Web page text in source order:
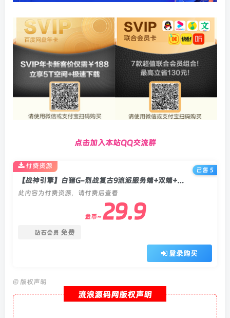
点击加入本站QQ交流群
【战神引擎】白猪G-烈战复古9流派服务端+双端+教程
此内容为付费资源，请付费后查看
金币~ 29.9
钻石会员 免费
登录购买
付费资源
已售 5
© 版权声明
流浪源码网版权声明